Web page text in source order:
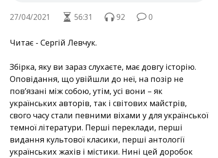
27/04/2021 56:31 92 0
Читає - Сергій Левчук.
Збірка, яку ви зараз слухаєте, має довгу історію.
Оповідання, що увійшли до неї, на позір не
пов’язані між собою, утім, усі вони – як
українських авторів, так і світових майстрів,
свого часу стали певними віхами у для української
темної літератури. Перші переклади, перші
видання культової класики, перші антології
українських жахів і містики. Нині цей доробок